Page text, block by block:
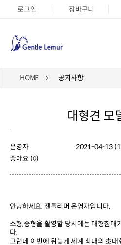
로그인 장바구니
HOME 공지사항
대형견 모
운영자 2021-04-13
좋아요 (0)
안녕하세요. 젠틀리머 운영자입니다.
다.